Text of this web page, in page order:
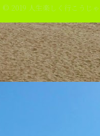
© 2019 人生楽しく行こうじ